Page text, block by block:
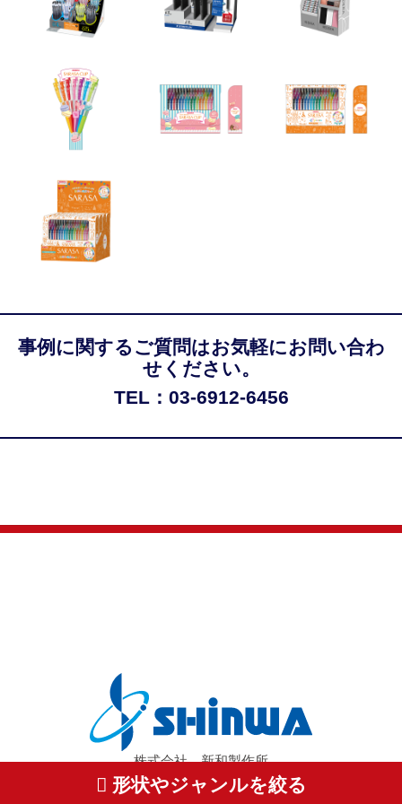
事例に関するご質問はお気軽にお問い合わ
せください。
TEL：03-6912-6456
形状やジャンルを絞る
株式会社 新和製作所
〒350-1155 埼玉県川越市下赤坂736-2
TEL: 049-269-0033 FAX: 049-269-0030